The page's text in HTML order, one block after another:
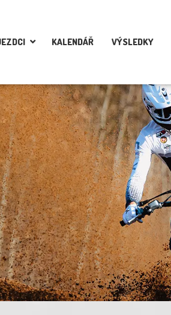
KALENDÁŘ VÝSLEDKY